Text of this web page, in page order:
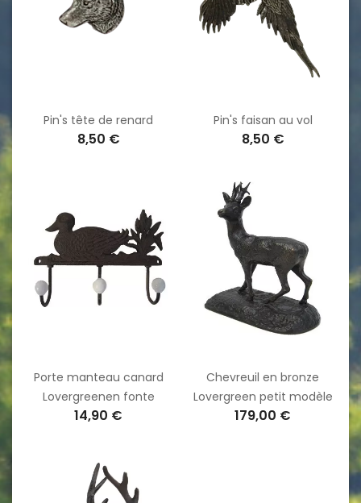
Pin's tête de renard
8,50 €
Pin's faisan au vol
8,50 €
Porte manteau canard
Lovergreenen fonte
14,90 €
Chevreuil en bronze
Lovergreen petit modèle
179,00 €